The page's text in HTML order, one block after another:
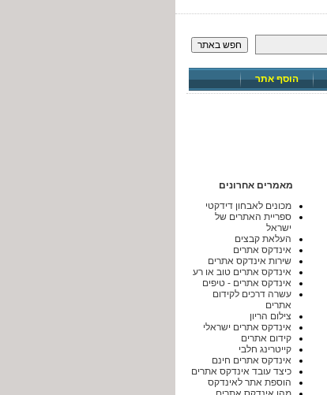
חפש באתר
הוסף אתר
מאמרים אחרונים
מכונים לאבחון דידקטי
ספריית האתרים של
ישראל
העלאת קבצים
אינדקס אתרים
שירות אינדקס אתרים
אינדקס אתרים טוב או רע
אינדקס אתרים - טיפים
עשרה דרכים לקידום
אתרים
צילום הריון
אינדקס אתרים ישראלי
קידום אתרים
קייטרינג חלבי
אינדקס אתרים חינם
כיצד עובד אינדקס אתרים
הוספת אתר לאינדקס